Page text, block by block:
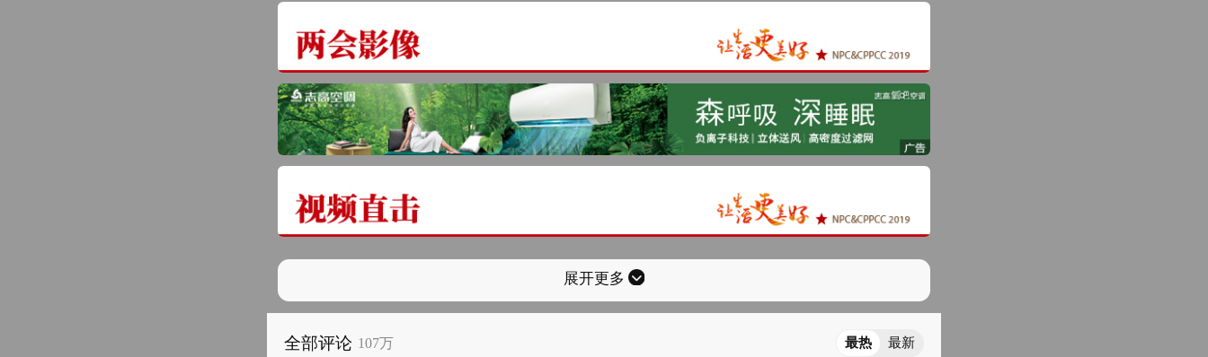
展开更多
全部评论 107万 最热 最新